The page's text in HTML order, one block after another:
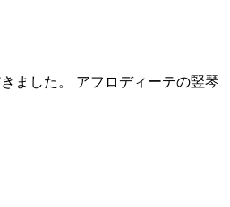
ました。 アフロディーテの竪琴